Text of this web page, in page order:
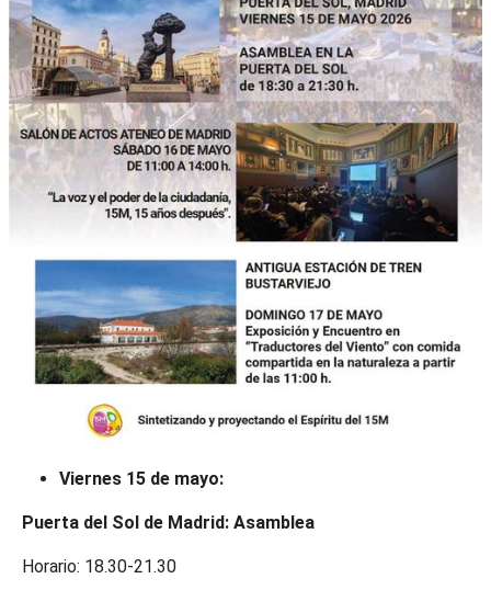
Viernes 15 de mayo:
Puerta del Sol de Madrid: Asamblea
Horario: 18.30-21.30